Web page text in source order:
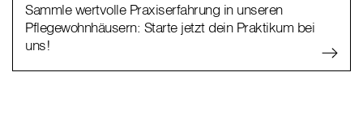
Sammle wertvolle Praxiserfahrung in unseren
Pflegewohnhäusern: Starte jetzt dein Praktikum bei
uns!